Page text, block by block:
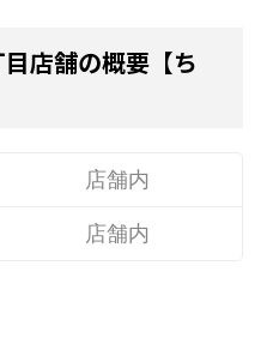
店舗の概要【ち
店舗内
店舗内